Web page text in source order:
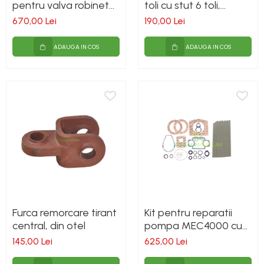
pentru valva robinet
golire vidanja 4, 5 sau
670,00 Lei
ADAUGA IN COS
toli cu stut 6 toli,
pentru vidanja
190,00 Lei
ADAUGA IN COS
Furca remorcare tirant
central, din otel
145,00 Lei
Kit pentru reparatii
pompa MEC4000 cu
vane standad -
625,00 Lei